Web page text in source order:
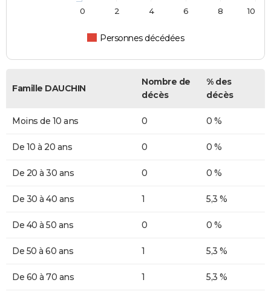
Personnes décédées
0 2 4 6 8 10
Famille DAUCHIN
Nombre de
décès
% des
décès
Moins de 10 ans 0 0 %
De 10 à 20 ans 0 0 %
De 20 à 30 ans 0 0 %
De 30 à 40 ans 1 5,3 %
De 40 à 50 ans 0 0 %
De 50 à 60 ans 1 5,3 %
De 60 à 70 ans 1 5,3 %